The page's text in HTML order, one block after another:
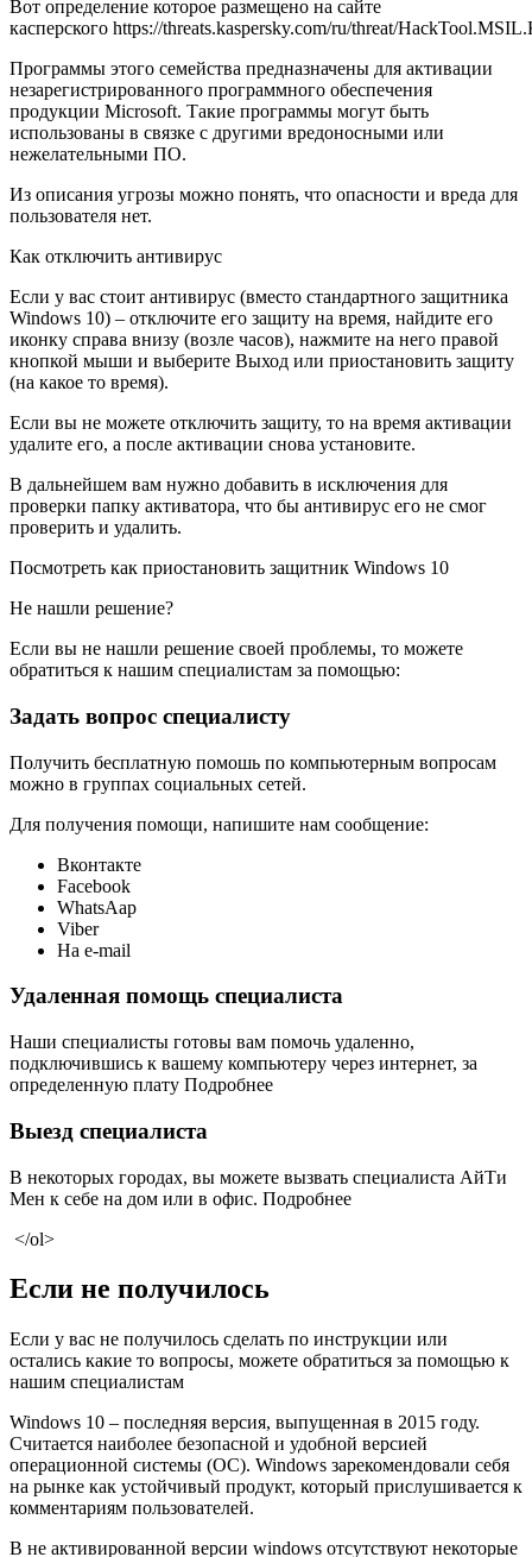
Вот определение которое размещено на сайте
касперского https://threats.kaspersky.com/ru/threat/
Программы этого семейства предназначены для активации
незарегистрированного программного обеспечения
продукции Microsoft. Такие программы могут быть
использованы в связке с другими вредоносными или
нежелательными ПО.
Из описания угрозы можно понять, что опасности и вреда для
пользователя нет.
Как отключить антивирус
Если у вас стоит антивирус (вместо стандартного защитника
Windows 10) – отключите его защиту на время, найдите его
иконку справа внизу (возле часов), нажмите на него правой
кнопкой мыши и выберите Выход или приостановить защиту
(на какое то время).
Если вы не можете отключить защиту, то на время активации
удалите его, а после активации снова установите.
В дальнейшем вам нужно добавить в исключения для
проверки папку активатора, что бы антивирус его не смог
проверить и удалить.
Посмотреть как приостановить защитник Windows 10
Не нашли решение?
Если вы не нашли решение своей проблемы, то можете
обратиться к нашим специалистам за помощью:
Задать вопрос специалисту
Получить бесплатную помошь по компьютерным вопросам
можно в группах социальных сетей.
Для получения помощи, напишите нам сообщение:
Вконтакте
Facebook
WhatsAap
Viber
На e-mail
Удаленная помощь специалиста
Наши специалисты готовы вам помочь удаленно,
подключившись к вашему компьютеру через интернет, за
определенную плату Подробнее
Выезд специалиста
В некоторых городах, вы можете вызвать специалиста АйТи
Мен к себе на дом или в офис. Подробнее
</ol>
Если не получилось
Если у вас не получилось сделать по инструкции или
остались какие то вопросы, можете обратиться за помощью к
нашим специалистам
Windows 10 – последняя версия, выпущенная в 2015 году.
Считается наиболее безопасной и удобной версией
операционной системы (ОС). Windows зарекомендовали себя
на рынке как устойчивый продукт, который прислушивается к
комментариям пользователей.
В не активированной версии windows отсутствуют некоторые